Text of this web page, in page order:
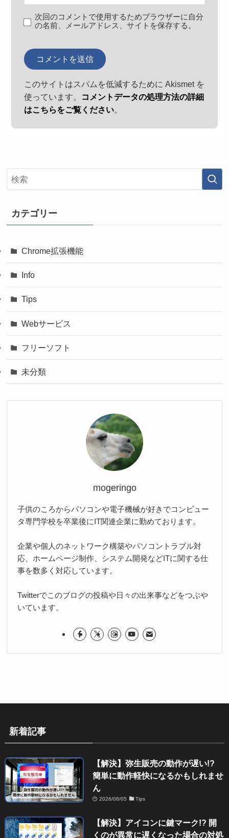
次回のコメントで使用するためブラウザーに自分
の名前、メールアドレス、サイトを保存する。
このサイトはスパムを低減するために Akismet を
使っています。
コメントデータの処理方法の詳細
はこちらをご覧ください。
カテゴリー
Chrome拡張機能
Info
Tips
Webサービス
フリーソフト
未分類
mogeringo
子供のころからパソコンや電子機械が好きでコンピュー
タ専門学校を卒業後にIT関連企業に勤めております。
企業や個人のネットワーク構築やパソコントラブル対
応、ホームページ制作、システム開発などITに関する仕
事を数多く対応しています。
Twitterでこのブログの投稿や日々の出来事などをつぶや
いています。
新着記事
【解決】弥生販売の動作が遅い!?
簡単に動作軽快になるかもしれませ
ん
2026/08/05 Tips
【解決】アイコンに鍵マーク!? 開
くのが異常に遅くなった場合の対処